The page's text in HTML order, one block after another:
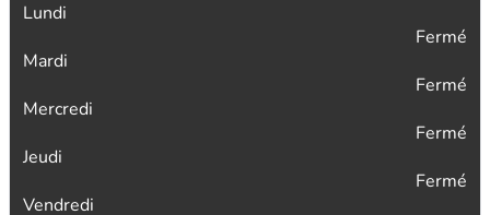
Lundi
Fermé
Mardi
Fermé
Mercredi
Fermé
Jeudi
Fermé
Vendredi